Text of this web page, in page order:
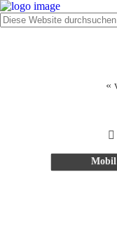
«
Mobil